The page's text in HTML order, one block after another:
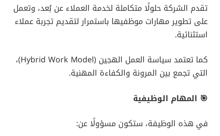
تقدم الشركة حلولًا متكاملة لخدمة العملاء عن بُعد، وتعمل
على تطوير مهارات موظفيها باستمرار لتقديم تجربة عملاء
استثنائية.
كما تعتمد سياسة العمل الهجين (Hybrid Work Model)،
التي تجمع بين المرونة والكفاءة المهنية.
🎯 المهام الوظيفية
في هذه الوظيفة، ستكون مسؤولًا عن: